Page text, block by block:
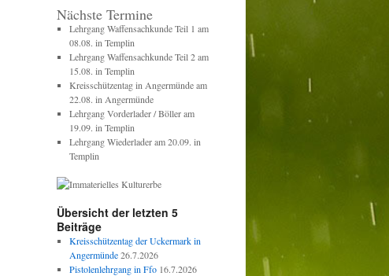
Nächste Termine
Lehrgang Waffensachkunde Teil 1 am
08.08. in Templin
Lehrgang Waffensachkunde Teil 2 am
15.08. in Templin
Kreisschützentag in Angermünde am
22.08. in Angermünde
Lehrgang Vorderlader / Böller am
19.09. in Templin
Lehrgang Wiederlader am 20.09. in
Templin
Übersicht der letzten 5
Beiträge
Kreisschützentag der Uckermark in
Angermünde 26.7.2026
Pistolenlehrgang in Ffo 16.7.2026